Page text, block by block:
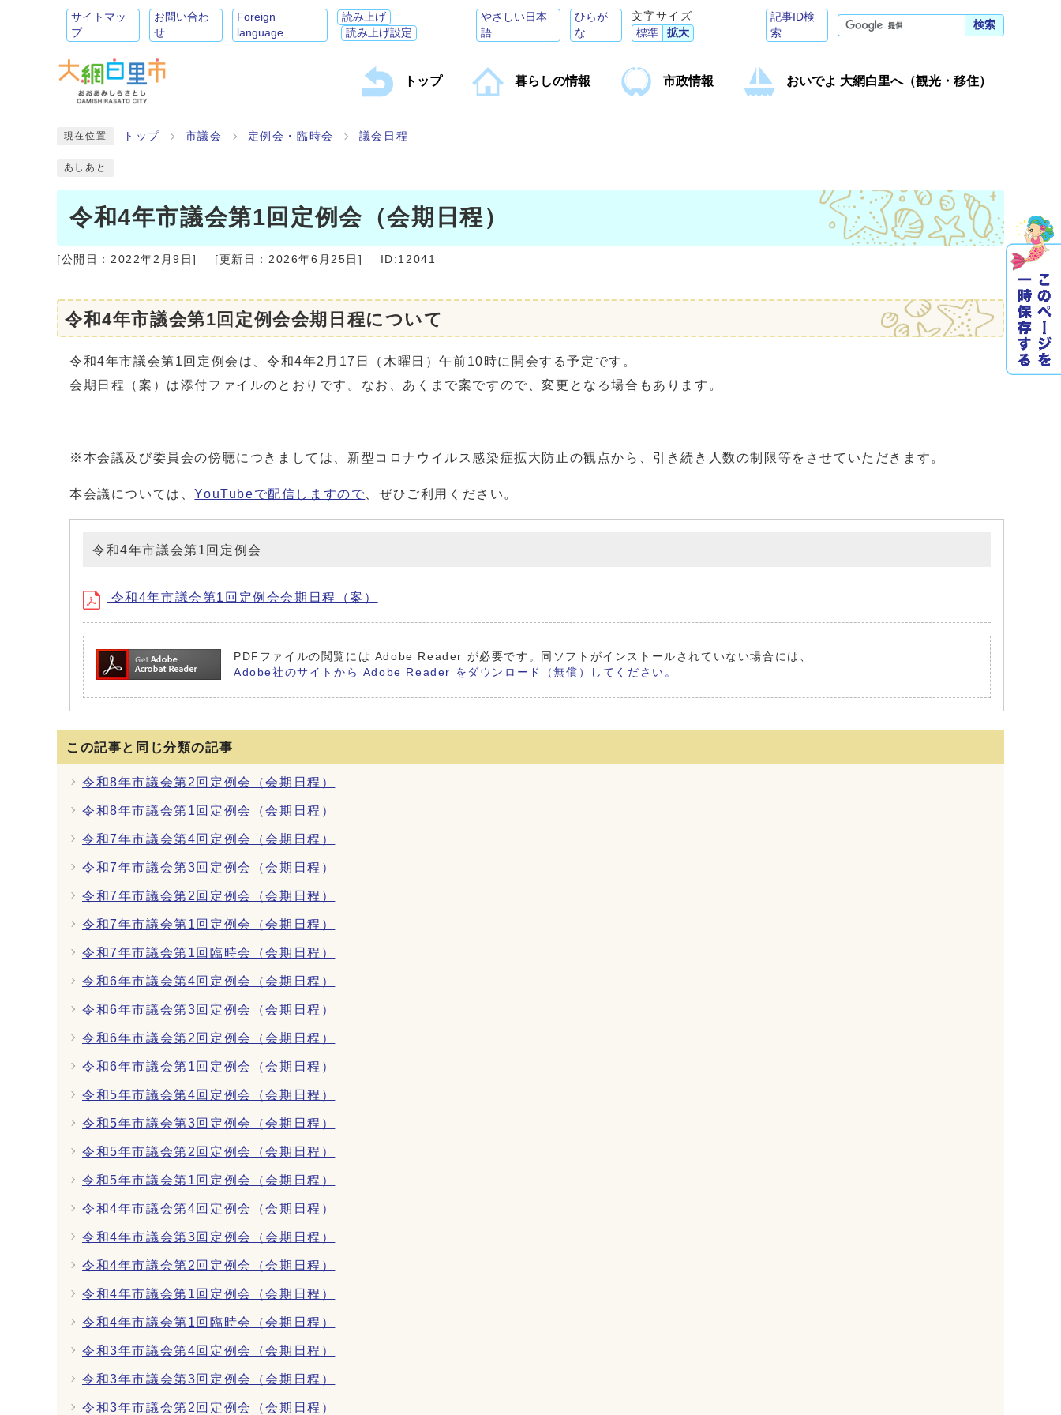
サイトマッ
プ
お問い合わ
せ
Foreign
language
読み上げ
読み上げ設定
やさしい日本
語
ひらが
な
文字サイズ
標準
拡大
記事ID検
索
検索
トップ 暮らしの情報 市政情報 おいでよ 大網白里へ（観光・移住）
現在位置 トップ 市議会 定例会・臨時会 議会日程
あしあと
令和4年市議会第1回定例会（会期日程）
[公開日： 2022年2月9日] [更新日：2026年6月25日] ID:12041
令和4年市議会第1回定例会会期日程について
令和4年市議会第1回定例会は、令和4年2月17日（木曜日）午前10時に開会する予定です。
会期日程（案）は添付ファイルのとおりです。なお、あくまで案ですので、変更となる場合もあります。
※本会議及び委員会の傍聴につきましては、新型コロナウイルス感染症拡大防止の観点から、引き続き人数の制限等をさせていただきます。
本会議については、YouTubeで配信しますので 、ぜひご利用ください。
令和4年市議会第1回定例会
令和4年市議会第1回定例会会期日程（案）
PDFファイルの閲覧には Adobe Reader が必要です。同ソフトがインストールされていない場合には、
Adobe社のサイトから Adobe Reader をダウンロード（無償）してください。
この記事と同じ分類の記事
令和8年市議会第2回定例会（会期日程）
令和8年市議会第1回定例会（会期日程）
令和7年市議会第4回定例会（会期日程）
令和7年市議会第3回定例会（会期日程）
令和7年市議会第2回定例会（会期日程）
令和7年市議会第1回定例会（会期日程）
令和7年市議会第1回臨時会（会期日程）
令和6年市議会第4回定例会（会期日程）
令和6年市議会第3回定例会（会期日程）
令和6年市議会第2回定例会（会期日程）
令和6年市議会第1回定例会（会期日程）
令和5年市議会第4回定例会（会期日程）
令和5年市議会第3回定例会（会期日程）
令和5年市議会第2回定例会（会期日程）
令和5年市議会第1回定例会（会期日程）
令和4年市議会第4回定例会（会期日程）
令和4年市議会第3回定例会（会期日程）
令和4年市議会第2回定例会（会期日程）
令和4年市議会第1回定例会（会期日程）
令和4年市議会第1回臨時会（会期日程）
令和3年市議会第4回定例会（会期日程）
令和3年市議会第3回定例会（会期日程）
令和3年市議会第2回定例会（会期日程）